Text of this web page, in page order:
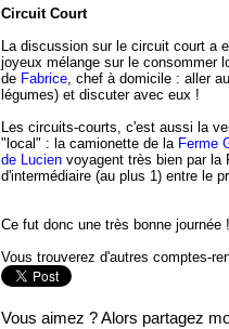
Circuit Court
La discussion sur le circuit court a
joyeux mélange sur le consommer
de Fabrice, chef à domicile : aller
légumes) et discuter avec eux !
Les circuits-courts, c'est aussi la
"local" : la camionette de la Ferme
de Lucien voyagent très bien par la
d'intermédiaire (au plus 1) entre le
Ce fut donc une très bonne journée !
Vous trouverez d'autres comptes-
Vous aimez ? Alors partagez